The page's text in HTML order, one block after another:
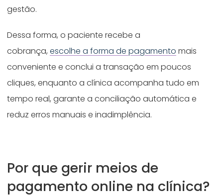
gestão.
Dessa forma, o paciente recebe a
cobrança,escolhe a forma de pagamento mais
conveniente e conclui a transação em poucos
cliques, enquanto a clínica acompanha tudo em
tempo real, garante a conciliação automática e
reduz erros manuais e inadimplência.
Por que gerir meios de
pagamento online na clínica?